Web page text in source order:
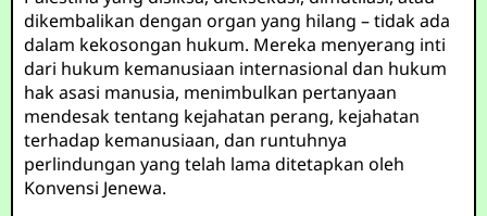
dikembalikan dengan organ yang hilang – tidak ada
dalam kekosongan hukum. Mereka menyerang inti
dari hukum kemanusiaan internasional dan hukum
hak asasi manusia, menimbulkan pertanyaan
mendesak tentang kejahatan perang, kejahatan
terhadap kemanusiaan, dan runtuhnya
perlindungan yang telah lama ditetapkan oleh
Konvensi Jenewa.